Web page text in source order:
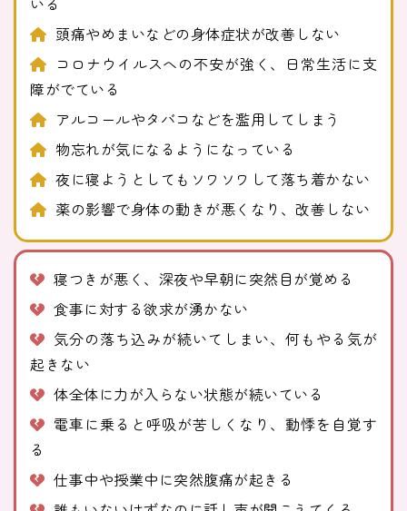
頭痛やめまいなどの身体症状が改善しない
コロナウイルスへの不安が強く、日常生活に支
障がでている
アルコールやタバコなどを濫用してしまう
物忘れが気になるようになっている
夜に寝ようとしてもソワソワして落ち着かない
薬の影響で身体の動きが悪くなり、改善しない
寝つきが悪く、深夜や早朝に突然目が覚める
食事に対する欲求が湧かない
気分の落ち込みが続いてしまい、何もやる気が
起きない
体全体に力が入らない状態が続いている
電車に乗ると呼吸が苦しくなり、動悸を自覚す
る
仕事中や授業中に突然腹痛が起きる